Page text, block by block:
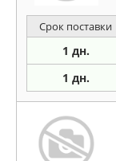
Срок поставки
1 дн.
1 дн.